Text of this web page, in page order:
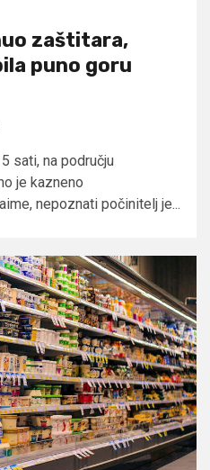
zaštitara,
puno goru
sati, na području
je kazneno
nepoznati počinitelj je...